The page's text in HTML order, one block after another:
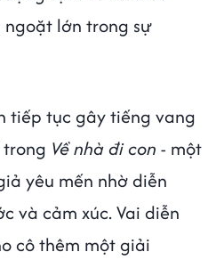
lớn trong sự
tiếp tục gây tiếng vang
Về nhà đi con - một
yêu mến nhờ diễn
và cảm xúc. Vai diễn
cô thêm một giải